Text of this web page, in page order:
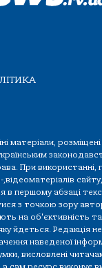
матеріали,
При використанні,
в першому абзаці
з точкою зору
на об'єктивність та
йдеться. Редакція
наведеної
висловлені